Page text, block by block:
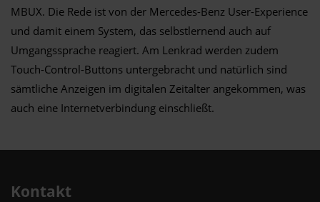
MBUX. Die Rede ist von der Mercedes-Benz User-Experience
und damit einem System, das selbstlernend auch auf
Umgangssprache reagiert. Am Lenkrad werden zudem
Touch-Control-Buttons untergebracht und natürlich sind
sämtliche Anzeigen im digitalen Zeitalter angekommen, was
auch eine Internetverbindung einschließt.
Kontakt